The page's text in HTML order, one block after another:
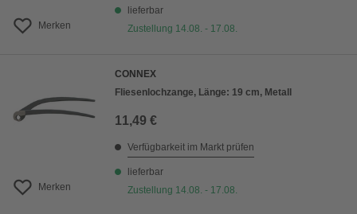
Merken
lieferbar
Zustellung 14.08. - 17.08.
Merken
CONNEX
Fliesenlochzange, Länge: 19 cm, Metall
11,49 €
Verfügbarkeit im Markt prüfen
lieferbar
Zustellung 14.08. - 17.08.